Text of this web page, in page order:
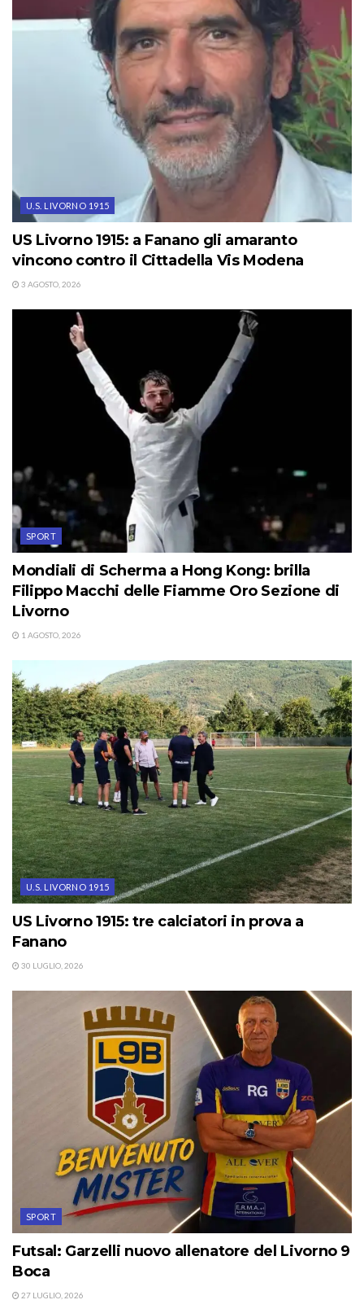
U.S. LIVORNO 1915
US Livorno 1915: a Fanano gli amaranto
vincono contro il Cittadella Vis Modena
3 AGOSTO, 2026
SPORT
Mondiali di Scherma a Hong Kong: brilla
Filippo Macchi delle Fiamme Oro Sezione di
Livorno
1 AGOSTO, 2026
U.S. LIVORNO 1915
US Livorno 1915: tre calciatori in prova a
Fanano
30 LUGLIO, 2026
SPORT
Futsal: Garzelli nuovo allenatore del Livorno 9
Boca
27 LUGLIO, 2026